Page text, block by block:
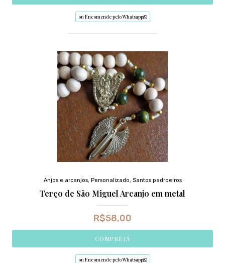
ou Encomende pelo Whatsapp
Anjos e arcanjos, Personalizado, Santos padroeiros
Terço de São Miguel Arcanjo em metal
R$58,00
COMPRE JÁ
ou Encomende pelo Whatsapp